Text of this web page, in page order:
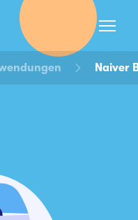
Registrieren
Naiver